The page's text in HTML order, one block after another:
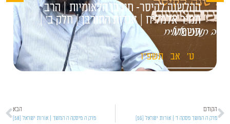
ההלשנה לקיסר- חורבן הלאומיות | הרב
תמיר אלמליח | אגדות החורבן | חלק ב' |
תשפ"ו
ט' אב תשפ"ו
הקודם
פרק ה המשך פסקה ד | אורות ישראל [56]
הבא
פרק ה פיסקה ה המשך | אורות ישראל [58]